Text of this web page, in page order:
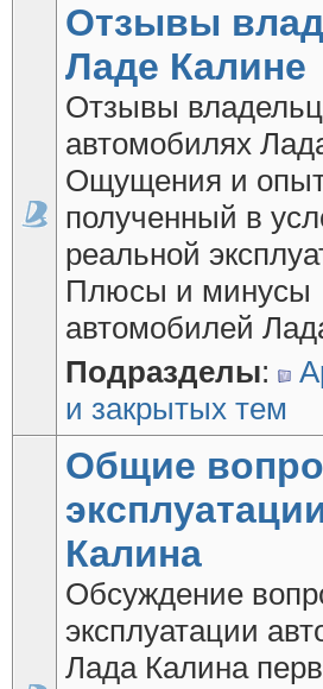
Отзывы
Ладе Калине
Отзывы
автомобилях
Ощущения и
полученный в
реальной
Плюсы и минусы
автомобилей
Подразделы:
и закрытых тем
Общие
Калина
Обсуждение
эксплуатации
Лада Калина